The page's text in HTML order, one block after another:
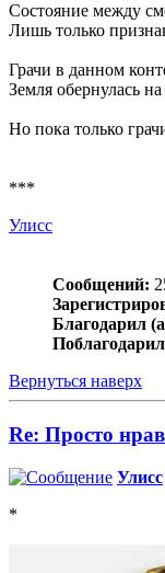
Состояние между
Лишь только
Грачи в данном
Земля обернулась
Но пока только
***
Улисс
Сообщений:
Благодарил
Вернуться наверх
Re: Просто
Улисс
*